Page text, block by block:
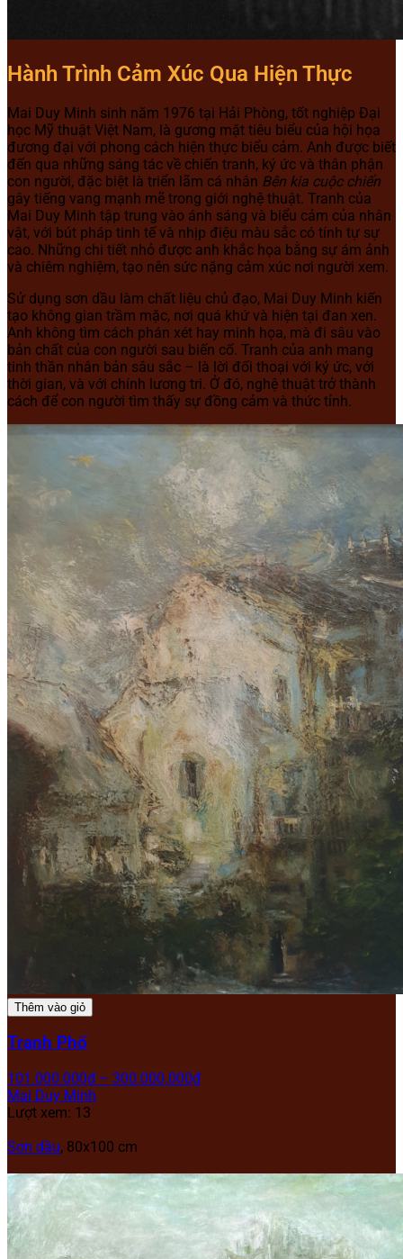
Hành Trình Cảm Xúc Qua Hiện Thực
Mai Duy Minh sinh năm 1976 tại Hải Phòng, tốt nghiệp Đại
học Mỹ thuật Việt Nam, là gương mặt tiêu biểu của hội họa
đương đại với phong cách hiện thực biểu cảm. Anh được biết
đến qua những sáng tác về chiến tranh, ký ức và thân phận
con người, đặc biệt là triển lãm cá nhân Bên kia cuộc chiến
gây tiếng vang mạnh mẽ trong giới nghệ thuật. Tranh của
Mai Duy Minh tập trung vào ánh sáng và biểu cảm của nhân
vật, với bút pháp tinh tế và nhịp điệu màu sắc có tính tự sự
cao. Những chi tiết nhỏ được anh khắc họa bằng sự ám ảnh
và chiêm nghiệm, tạo nên sức nặng cảm xúc nơi người xem.
Sử dụng sơn dầu làm chất liệu chủ đạo, Mai Duy Minh kiến
tạo không gian trầm mặc, nơi quá khứ và hiện tại đan xen.
Anh không tìm cách phán xét hay minh họa, mà đi sâu vào
bản chất của con người sau biến cố. Tranh của anh mang
tinh thần nhân bản sâu sắc – là lời đối thoại với ký ức, với
thời gian, và với chính lương tri. Ở đó, nghệ thuật trở thành
cách để con người tìm thấy sự đồng cảm và thức tỉnh.
Thêm vào giỏ
Tranh Phố
101.000.000₫ – 300.000.000₫
Mai Duy Minh
Lượt xem: 13
Sơn dầu, 80x100 cm